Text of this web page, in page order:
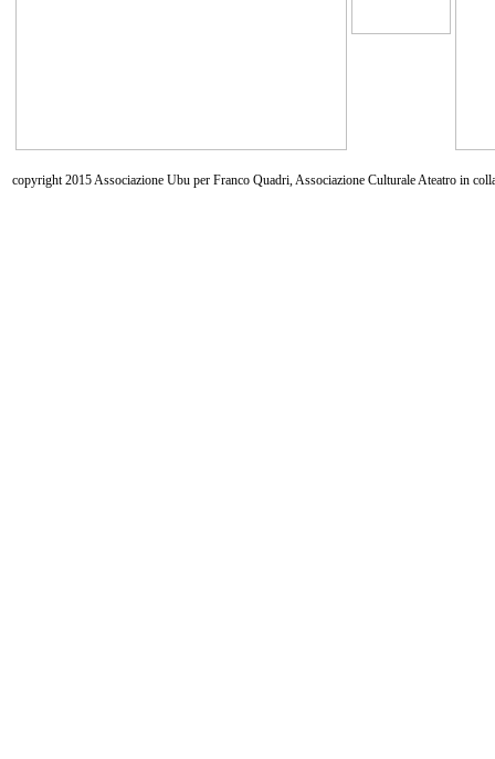
copyright 2015 Associazione Ubu per Franco Quadri, Associazione Culturale Ateatro in